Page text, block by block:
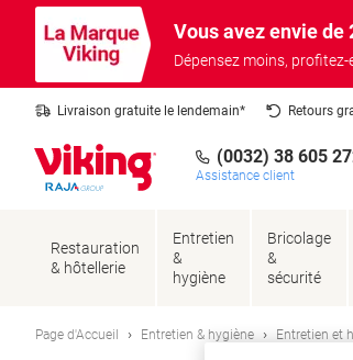
Vous avez envie de
Dépensez moins,
Livraison gratuite le lendemain* Retours
(0032) 38 605
Assistance client
Restauration
& hôtellerie
Entretien
&
hygiène
Bricolage
&
sécurité
Page d'Accueil Entretien & hygiène Entretien et